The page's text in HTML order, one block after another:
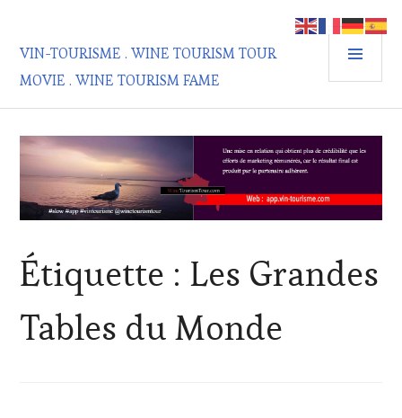
contenu
principal
VIN-TOURISME . WINE TOURISM TOUR
MOVIE . WINE TOURISM FAME
Étiquette : Les Grandes
Tables du Monde